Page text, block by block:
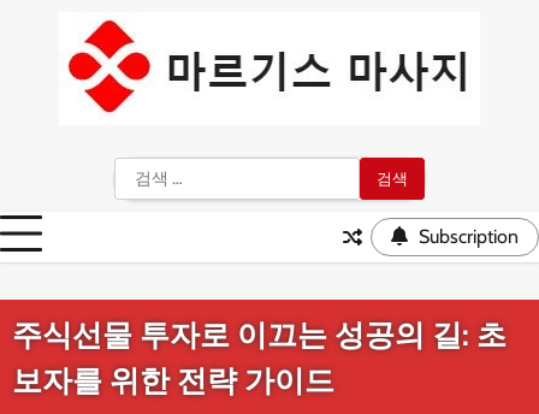
색:
Subscription
주식선물 투자로 이끄는 성공의 길: 초
보자를 위한 전략 가이드